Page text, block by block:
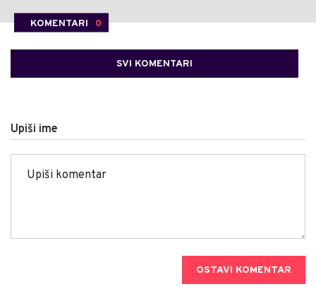
KOMENTARI 0
SVI KOMENTARI
Upiši ime
OSTAVI KOMENTAR